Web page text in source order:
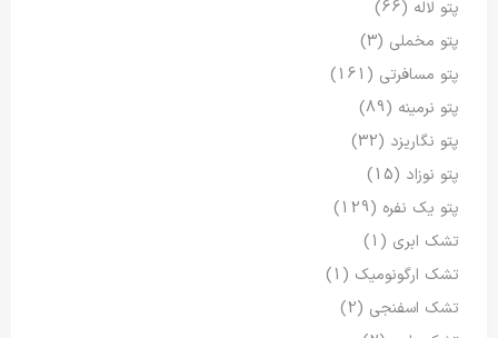
پتو لاله (66)
پتو مخملی (3)
پتو مسافرتی (161)
پتو نرمینه (89)
پتو نگاریزد (32)
پتو نوزاد (15)
پتو یک نفره (129)
تشک ابری (1)
تشک ارگونومیک (1)
تشک اسفنجی (2)